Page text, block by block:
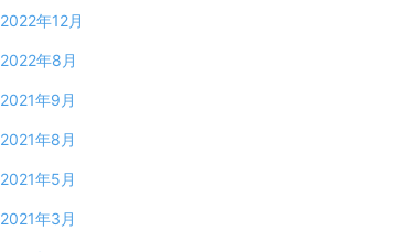
2022年12月
2022年8月
2021年9月
2021年8月
2021年5月
2021年3月